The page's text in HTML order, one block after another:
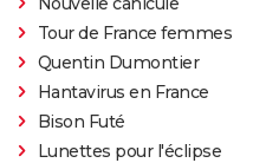
Tour de France femmes
Quentin Dumontier
Hantavirus en France
Bison Futé
Lunettes pour l'éclipse